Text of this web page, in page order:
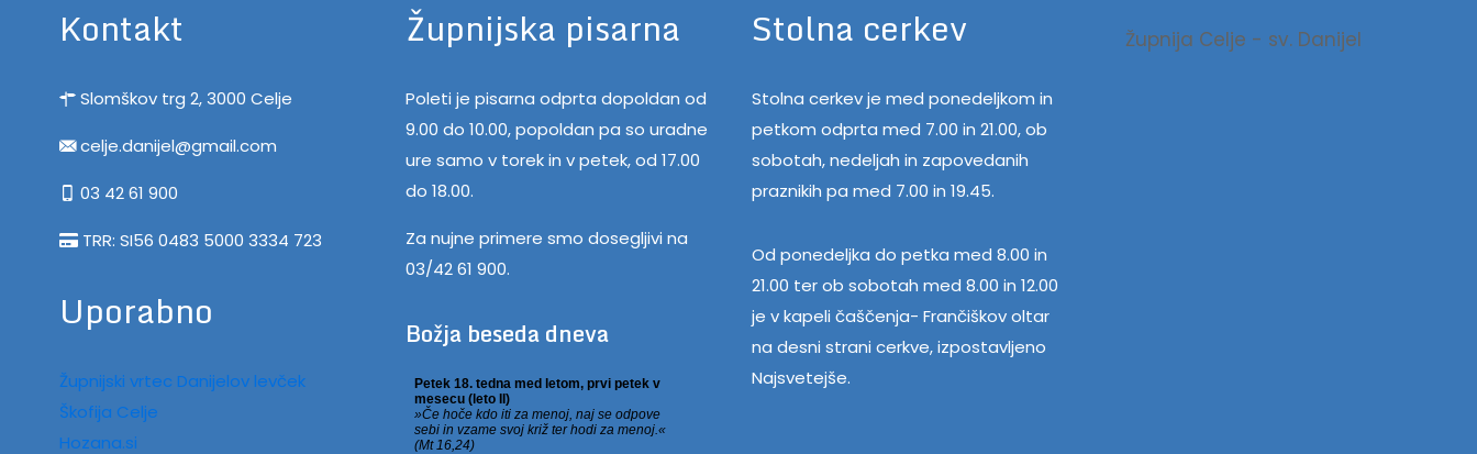
Kontakt
Slomškov trg 2, 3000 Celje
celje.danijel@gmail.com
03 42 61 900
TRR: SI56 0483 5000 3334 723
Uporabno
Župnijski vrtec Danijelov levček
Škofija Celje
Hozana.si
Župnijska pisarna
Poleti je pisarna odprta dopoldan od
9.00 do 10.00, popoldan pa so uradne
ure samo v torek in v petek, od 17.00
do 18.00.
Za nujne primere smo dosegljivi na
03/42 61 900.
Božja beseda dneva
Stolna cerkev
Stolna cerkev je med ponedeljkom in
petkom odprta med 7.00 in 21.00, ob
sobotah, nedeljah in zapovedanih
praznikih pa med 7.00 in 19.45.
Od ponedeljka do petka med 8.00 in
21.00 ter ob sobotah med 8.00 in 12.00
je v kapeli čaščenja- Frančiškov oltar
na desni strani cerkve, izpostavljeno
Najsvetejše.
Župnija Celje - sv. Danijel